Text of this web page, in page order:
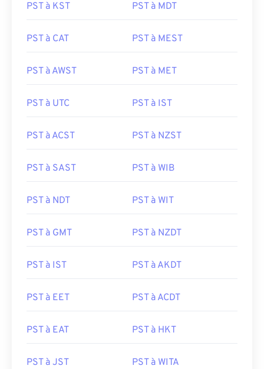
PST à KST PST à MDT
PST à CAT PST à MEST
PST à AWST PST à MET
PST à UTC PST à IST
PST à ACST PST à NZST
PST à SAST PST à WIB
PST à NDT PST à WIT
PST à GMT PST à NZDT
PST à IST PST à AKDT
PST à EET PST à ACDT
PST à EAT PST à HKT
PST à JST PST à WITA